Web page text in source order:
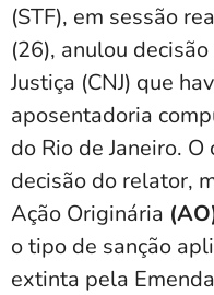
(STF), em sessão
(26), anulou
Justiça (CNJ) que
aposentadoria
do Rio de Janeiro.
decisão do relator,
Ação Originária
o tipo de sanção
extinta pela